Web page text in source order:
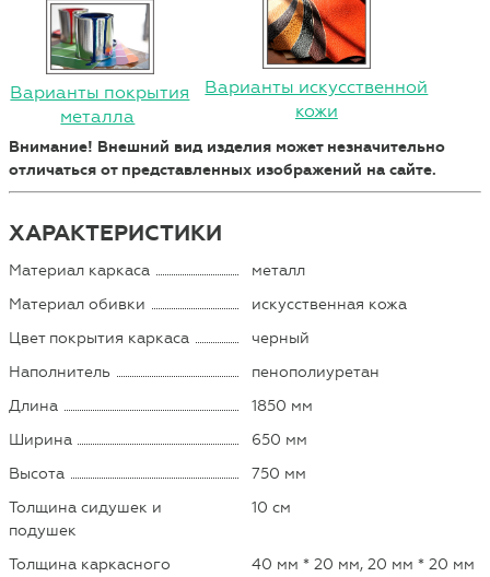
Варианты покрытия
металла
Варианты искусственной
кожи
Внимание! Внешний вид изделия может незначительно
отличаться от представленных изображений на сайте.
ХАРАКТЕРИСТИКИ
Материал каркаса
металл
Материал обивки
искусственная кожа
Цвет покрытия каркаса
черный
Наполнитель
пенополиуретан
Длина
1850 мм
Ширина
650 мм
Высота
750 мм
Толщина сидушек и
подушек
10 см
Толщина каркасного
40 мм * 20 мм, 20 мм * 20 мм